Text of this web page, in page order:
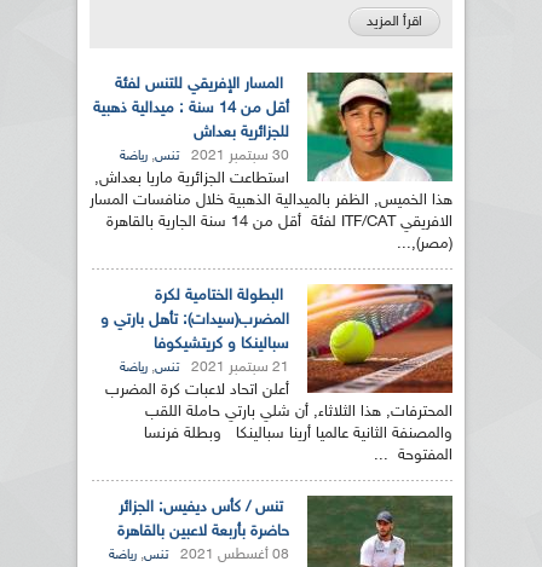
اقرأ المزيد
المسار الإفريقي للتنس لفئة
أقل من 14 سنة : ميدالية ذهبية
للجزائرية بعداش
30 سبتمبر 2021 تنس, رياضة
استطاعت الجزائرية ماريا بعداش,
هذا الخميس, الظفر بالميدالية الذهبية خلال منافسات المسار
الافريقي ITF/CAT لفئة أقل من 14 سنة الجارية بالقاهرة
(مصر),...
البطولة الختامية لكرة
المضرب(سيدات): تأهل بارتي و
سبالينكا و كريتشيكوفا
21 سبتمبر 2021 تنس, رياضة
أعلن اتحاد لاعبات كرة المضرب
المحترفات, هذا الثلاثاء, أن شلي بارتي حاملة اللقب
والمصنفة الثانية عالميا أرينا سبالينكا وبطلة فرنسا
المفتوحة ...
تنس / كأس ديفيس: الجزائر
حاضرة بأربعة لاعبين بالقاهرة
08 أغسطس 2021 تنس, رياضة